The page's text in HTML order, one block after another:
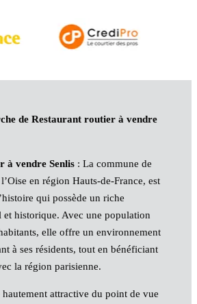
de Restaurant routier à vendre
à vendre Senlis: La commune de
en région Hauts-de-France, est
qui possède un riche
historique. Avec une population
elle offre un environnement
à ses résidents, tout en bénéficiant
la région parisienne.
attractive du point de vue